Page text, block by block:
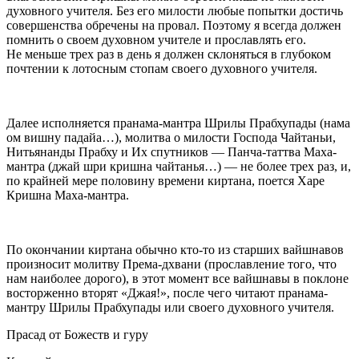
духовного учителя. Без его милости любые попытки достичь
совершенства обречены на провал. Поэтому я всегда должен
помнить о своем духовном учителе и прославлять его.
Не меньше трех раз в день я должен склоняться в глубоком
почтении к лотосным стопам своего духовного учителя.
Далее исполняется пранама-мантра Шрилы Прабхупады (нама
ом вишну падайа…), молитва о милости Господа Чайтаньи,
Нитьянанды Прабху и Их спутников — Панча-таттва Маха-
мантра (джай шри кришна чайтанья…) — не более трех раз, и,
по крайней мере половину времени киртана, поется Харе
Кришна Маха-мантра.
По окончании киртана обычно кто-то из старших вайшнавов
произносит молитву Према-дхвани (прославление того, что
нам наиболее дорого), в этот момент все вайшнавы в поклоне
восторженно вторят «Джая!», после чего читают пранама-
мантру Шрилы Прабхупады или своего духовного учителя.
Прасад от Божеств и гуру